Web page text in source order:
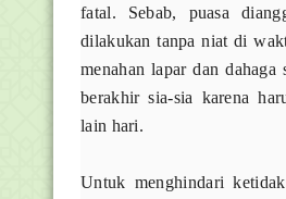
fatal. Sebab, puasa
dilakukan tanpa niat di
menahan lapar dan dahaga
berakhir sia-sia karena
lain hari.
Untuk menghindari